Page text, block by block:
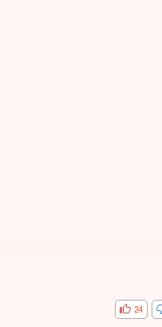
비공감
24